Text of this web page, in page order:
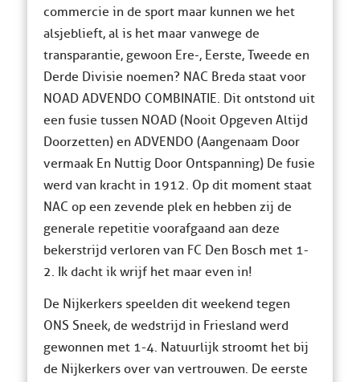
commercie in de sport maar kunnen we het
alsjeblieft, al is het maar vanwege de
transparantie, gewoon Ere-, Eerste, Tweede en
Derde Divisie noemen? NAC Breda staat voor
NOAD ADVENDO COMBINATIE. Dit ontstond uit
een fusie tussen NOAD (Nooit Opgeven Altijd
Doorzetten) en ADVENDO (Aangenaam Door
vermaak En Nuttig Door Ontspanning) De fusie
werd van kracht in 1912. Op dit moment staat
NAC op een zevende plek en hebben zij de
generale repetitie voorafgaand aan deze
bekerstrijd verloren van FC Den Bosch met 1-
2. Ik dacht ik wrijf het maar even in!
De Nijkerkers speelden dit weekend tegen
ONS Sneek, de wedstrijd in Friesland werd
gewonnen met 1-4. Natuurlijk stroomt het bij
de Nijkerkers over van vertrouwen. De eerste